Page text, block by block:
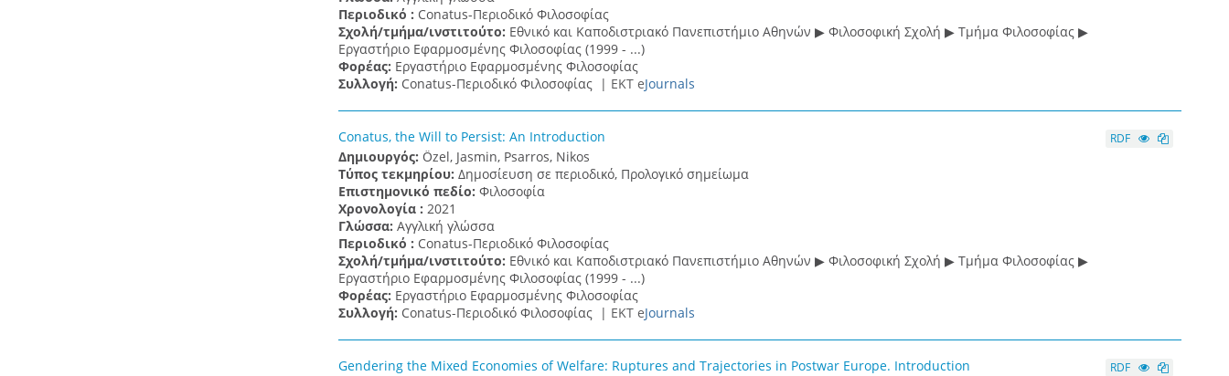
Περιοδικό : Conatus-Περιοδικό Φιλοσοφίας
Σχολή/τμήμα/ινστιτούτο: Εθνικό και Καποδιστριακό Πανεπιστήμιο Αθηνών ▶ Φιλοσοφική Σχολή ▶ Τμήμα Φιλοσοφίας ▶
Εργαστήριο Εφαρμοσμένης Φιλοσοφίας (1999 - ...)
Φορέας: Εργαστήριο Εφαρμοσμένης Φιλοσοφίας
Συλλογή: Conatus-Περιοδικό Φιλοσοφίας | ΕΚΤ eJournals
Conatus, the Will to Persist: An Introduction
Δημιουργός: Özel, Jasmin, Psarros, Nikos
Τύπος τεκμηρίου: Δημοσίευση σε περιοδικό, Προλογικό σημείωμα
Επιστημονικό πεδίο: Φιλοσοφία
Χρονολογία : 2021
Γλώσσα: Αγγλική γλώσσα
Περιοδικό : Conatus-Περιοδικό Φιλοσοφίας
Σχολή/τμήμα/ινστιτούτο: Εθνικό και Καποδιστριακό Πανεπιστήμιο Αθηνών ▶ Φιλοσοφική Σχολή ▶ Τμήμα Φιλοσοφίας ▶
Εργαστήριο Εφαρμοσμένης Φιλοσοφίας (1999 - ...)
Φορέας: Εργαστήριο Εφαρμοσμένης Φιλοσοφίας
Συλλογή: Conatus-Περιοδικό Φιλοσοφίας | ΕΚΤ eJournals
RDF
Gendering the Mixed Economies of Welfare: Ruptures and Trajectories in Postwar Europe. Introduction
RDF